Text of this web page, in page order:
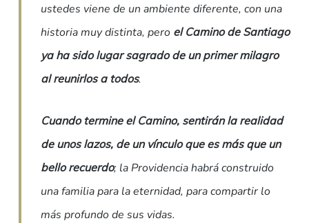
ustedes viene de un ambiente diferente, con una
historia muy distinta, pero el Camino de Santiago
ya ha sido lugar sagrado de un primer milagro
al reunirlos a todos.
Cuando termine el Camino, sentirán la realidad
de unos lazos, de un vínculo que es más que un
bello recuerdo; la Providencia habrá construido
una familia para la eternidad, para compartir lo
más profundo de sus vidas.